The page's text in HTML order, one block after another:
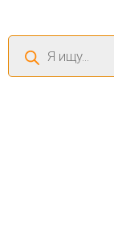
Поиск
товаров